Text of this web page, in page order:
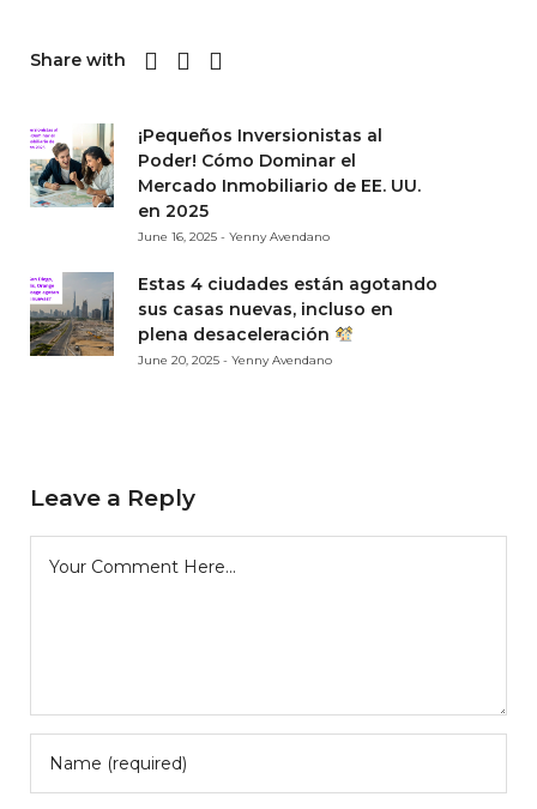
Share with
¡Pequeños Inversionistas al
Poder! Cómo Dominar el
Mercado Inmobiliario de EE. UU.
en 2025
June 16, 2025 - Yenny Avendano
Estas 4 ciudades están agotando
sus casas nuevas, incluso en
plena desaceleración
June 20, 2025 - Yenny Avendano
Leave a Reply